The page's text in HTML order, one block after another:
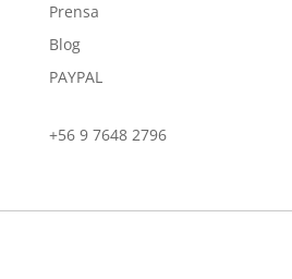
Prensa
Blog
PAYPAL
+56 9 7648 2796